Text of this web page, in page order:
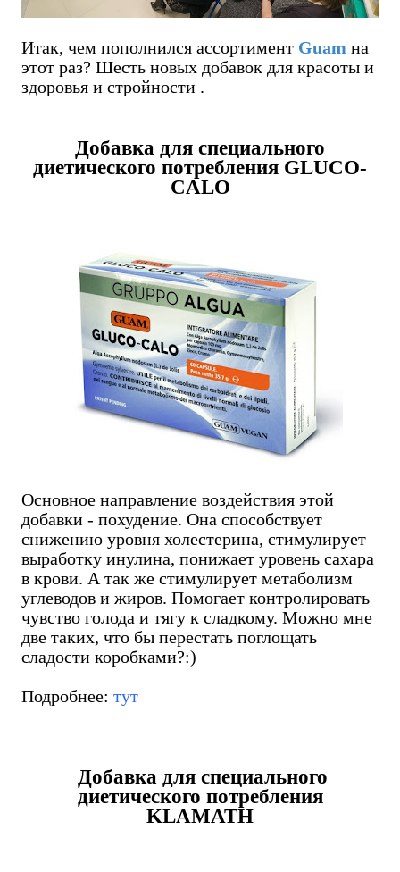
Итак, чем пополнился ассортимент Guam на
этот раз? Шесть новых добавок для красоты и
здоровья и стройности .
Добавка для специального
диетического потребления GLUCO-
CALO
Основное направление воздействия этой
добавки - похудение. Она способствует
снижению уровня холестерина, стимулирует
выработку инулина, понижает уровень сахара
в крови. А так же стимулирует метаболизм
углеводов и жиров. Помогает контролировать
чувство голода и тягу к сладкому. Можно мне
две таких, что бы перестать поглощать
сладости коробками?:)
Подробнее: тут
Добавка для специального
диетического потребления
KLAMATH